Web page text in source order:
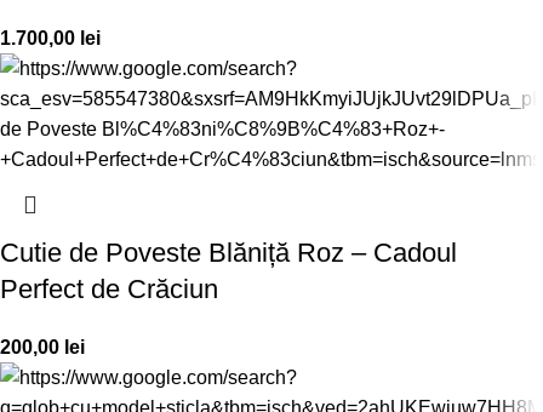
1.700,00 lei
Cutie de Poveste Blăniță Roz – Cadoul
Perfect de Crăciun
200,00 lei